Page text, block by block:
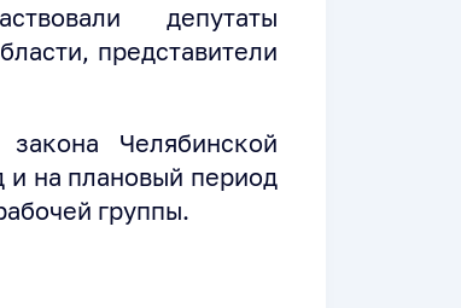
депутаты
представители
Челябинской
и на плановый период
группы.